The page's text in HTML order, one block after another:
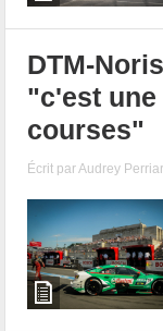
DTM-
"c'est une
courses"
Écrit parAudrey